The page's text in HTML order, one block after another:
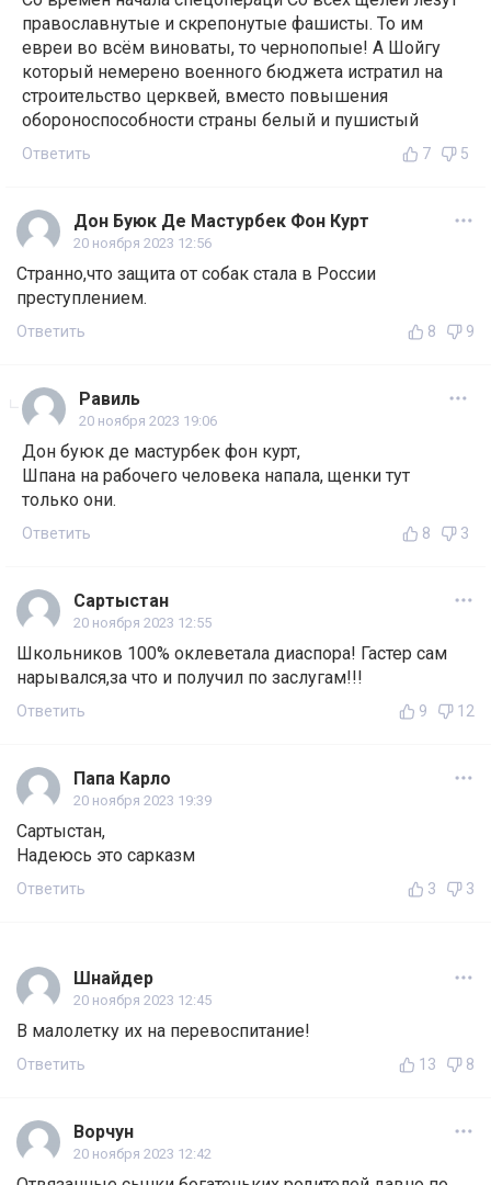
православнутые и скрепонутые фашисты. То им
евреи во всём виноваты, то чернопопые! А Шойгу
который немерено военного бюджета истратил на
строительство церквей, вместо повышения
обороноспособности страны белый и пушистый
Ответить 7 5
Дон Буюк Де Мастурбек Фон Курт
20 ноября 2023 12:56
Странно,что защита от собак стала в России
преступлением.
Ответить 8 9
Равиль
20 ноября 2023 19:06
Дон буюк де мастурбек фон курт,
Шпана на рабочего человека напала, щенки тут
только они.
Ответить 8 3
Сартыстан
20 ноября 2023 12:55
Школьников 100% оклеветала диаспора! Гастер сам
нарывался,за что и получил по заслугам!!!
Ответить 9 12
Папа Карло
20 ноября 2023 19:39
Сартыстан,
Надеюсь это сарказм
Ответить 3 3
Шнайдер
20 ноября 2023 12:45
В малолетку их на перевоспитание!
Ответить 13 8
Ворчун
20 ноября 2023 12:42